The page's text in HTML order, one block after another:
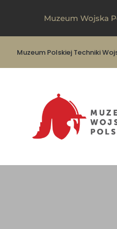
Muzeum Wojska
Muzeum Polskiej Techniki